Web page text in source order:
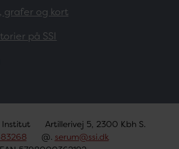
grafer og kort
på SSI
Institut
Artillerivej 5, 2300 Kbh S.
@. serum@ssi.dk